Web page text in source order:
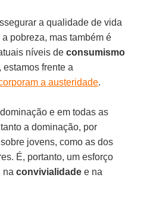
a qualidade de vida
pobreza, mas também é
níveis de consumismo
frente a
a austeridade.
e em todas as
a dominação, por
jovens, como as dos
É, portanto, um esforço
naconvivialidade e na